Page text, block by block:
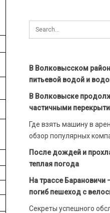
В Волковысском
питьевой водой и
В Волковыске
частичными
Где взять машину в
обзор популярных
После дождей и
теплая погода
На трассе
погиб пешеход с
Секреты успешного